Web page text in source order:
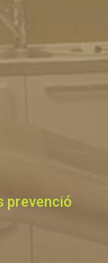
prevenció